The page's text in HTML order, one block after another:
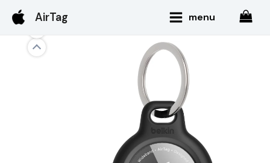
contenu
AirTag
Mainmenu